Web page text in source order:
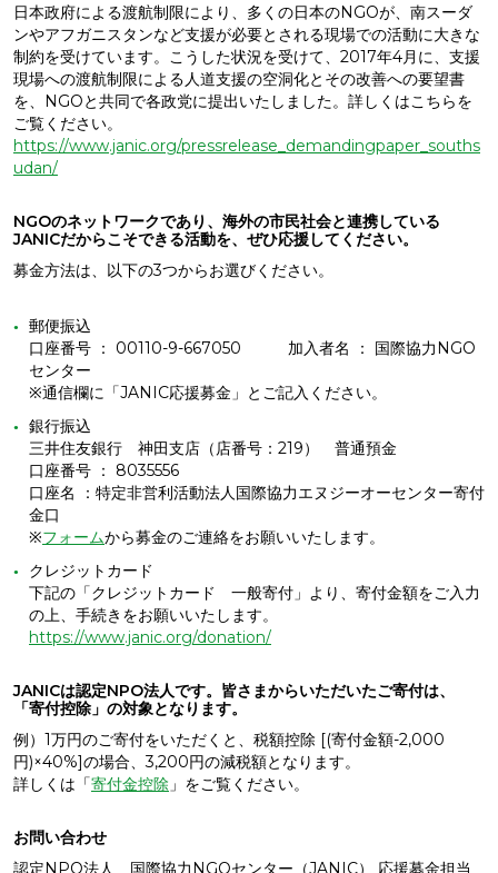
日本政府による渡航制限により、多くの日本のNGOが、南スーダ
ンやアフガニスタンなど支援が必要とされる現場での活動に大きな
制約を受けています。こうした状況を受けて、2017年4月に、支援
現場への渡航制限による人道支援の空洞化とその改善への要望書
を、NGOと共同で各政党に提出いたしました。詳しくはこちらを
ご覧ください。
https://www.janic.org/pressrelease_demandingpaper_souths
udan/
NGOのネットワークであり、海外の市民社会と連携している
JANICだからこそできる活動を、ぜひ応援してください。
募金方法は、以下の3つからお選びください。
郵便振込
口座番号 ： 00110-9-667050 加入者名 ： 国際協力NGO
センター
※通信欄に「JANIC応援募金」とご記入ください。
銀行振込
三井住友銀行 神田支店（店番号：219） 普通預金
口座番号 ： 8035556
口座名 ：特定非営利活動法人国際協力エヌジーオーセンター寄付
金口
※フォームから募金のご連絡をお願いいたします。
クレジットカード
下記の「クレジットカード 一般寄付」より、寄付金額をご入力
の上、手続きをお願いいたします。
https://www.janic.org/donation/
JANICは認定NPO法人です。皆さまからいただいたご寄付は、
「寄付控除」の対象となります。
例）1万円のご寄付をいただくと、税額控除 [(寄付金額-2,000
円)×40%]の場合、3,200円の減税額となります。
詳しくは「寄付金控除 」をご覧ください。
お問い合わせ
認定NPO法人 国際協力NGOセンター（JANIC） 応援募金担当